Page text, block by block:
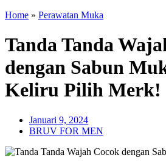
Home » Perawatan Muka
Tanda Tanda
dengan Sabun
Keliru Pilih Merk!
Januari 9, 2024
BRUV FOR MEN